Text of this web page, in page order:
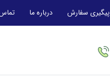
پیگیری سفارش درباره ما